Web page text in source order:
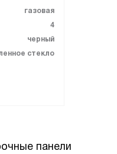
газовая
4
черный
стекло
панели